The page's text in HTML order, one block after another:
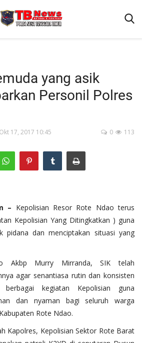
yang asik
Personil Polres
Okt 17, 2017 10:45 113
0
– Kepolisian Resor Rote Ndao terus
Kepolisian Yang Ditingkatkan ) guna
pidana dan menciptakan situasi yang
Akbp Murry Mirranda, SIK telah
agar senantiasa rutin dan konsisten
berbagai kegiatan Kepolisian guna
dan nyaman bagi seluruh warga
Rote Ndao.
Kapolres, Kepolisian Sektor Rote Barat